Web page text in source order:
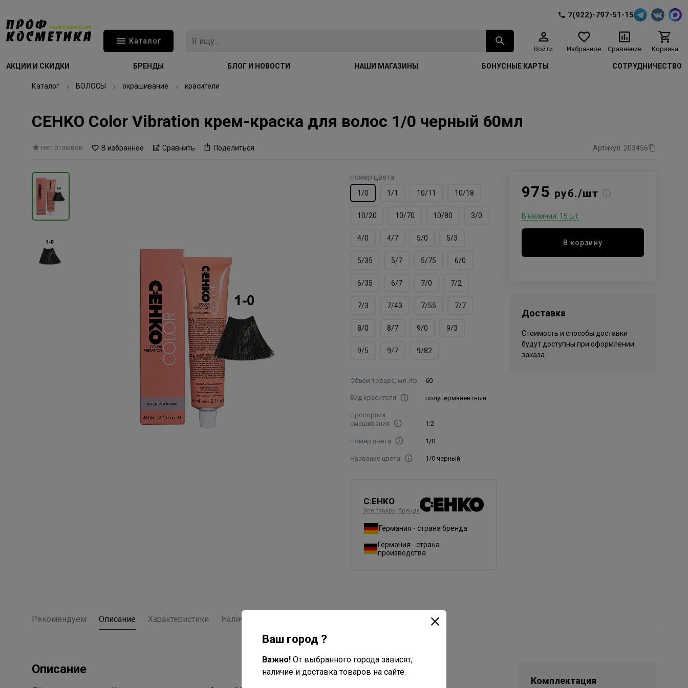
7(922)-797-51-15
Каталог
Войти Избранное Сравнение Корзина
АКЦИИ И СКИДКИ БРЕНДЫ БЛОГ И НОВОСТИ НАШИ МАГАЗИНЫ БОНУСНЫЕ КАРТЫ СОТРУДНИЧЕСТВО
Каталог ВОЛОСЫ окрашивание красители
CEHKO Color Vibration крем-краска для волос 1/0 черный 60мл
нет отзывов В избранное Сравнить Поделиться Артикул: 203456
Номер цвета
1/0
1/1 10/11 10/18
10/20 10/70 10/80 3/0
4/0 4/7 5/0 5/3
5/35 5/7 5/75 6/0
6/35 6/7 7/0 7/2
7/3 7/43 7/55 7/7
8/0 8/7 9/0 9/3
9/5 9/7 9/82
Объем товара, мл./гр 60
Вид красителя полуперманентный
Пропорция
смешивания
1:2
Номер цвета 1/0
Название цвета 1/0 черный
C:EHKO
Все товары бренда
Германия - страна бренда
Германия - страна
производства
975 руб./шт
В наличии: 15 шт
В корзину
Доставка
Стоимость и способы доставки
будут доступны при оформлении
заказа.
Рекомендуем Описание Характеристики Наличие
Описание
Комплектация
Ваш город ?
Важно! От выбранного города зависят,
наличие и доставка товаров на сайте.